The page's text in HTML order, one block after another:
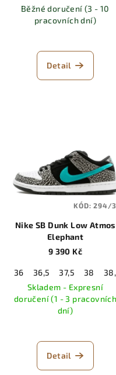
Běžné doručení (3 - 10
pracovních dní)
Detail
Nike SB Dunk Low Atmos
Elephant
9 390 Kč
36 36,5 37,5 38
Skladem - Expresní
doručení (1 - 3 pracovních
dní)
Detail
KÓD:294/